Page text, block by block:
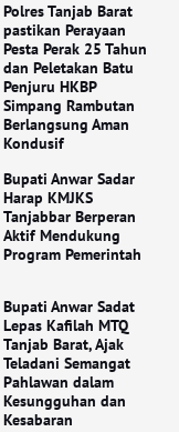
Polres Tanjab Barat
pastikan ​Perayaan
Pesta Perak 25 Tahun
dan Peletakan Batu
Penjuru HKBP
Simpang Rambutan
Berlangsung Aman
Kondusif
Bupati Anwar Sadar
Harap KMJKS
Tanjabbar Berperan
Aktif Mendukung
Program Pemerintah
Bupati Anwar Sadat
Lepas Kafilah MTQ
Tanjab Barat, Ajak
Teladani Semangat
Pahlawan dalam
Kesungguhan dan
Kesabaran